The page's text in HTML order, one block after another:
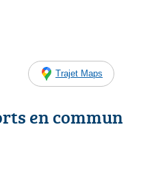
Trajet Maps
en commun